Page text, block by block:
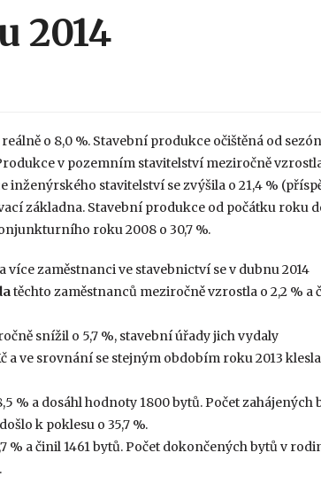
2014
o 8,0 %. Stavební produkce očištěná od
v pozemním stavitelství meziročně
inženýrského stavitelství se zvýšila o 21,4 %
základna. Stavební produkce od počátku roku
roku 2008 o 30,7 %.
více zaměstnanci ve stavebnictví se v dubnu 2014
těchto zaměstnanců meziročně vzrostla o 2,2 % a
snížil o 5,7 %, stavební úřady jich vydaly
a ve srovnání se stejným obdobím roku 2013 klesla
% a dosáhl hodnoty 1800 bytů. Počet zahájených
k poklesu o 35,7 %.
% a činil 1461 bytů. Počet dokončených bytů v